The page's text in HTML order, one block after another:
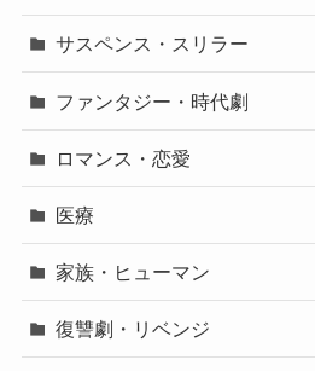
サスペンス・スリラー
ファンタジー・時代劇
ロマンス・恋愛
医療
家族・ヒューマン
復讐劇・リベンジ